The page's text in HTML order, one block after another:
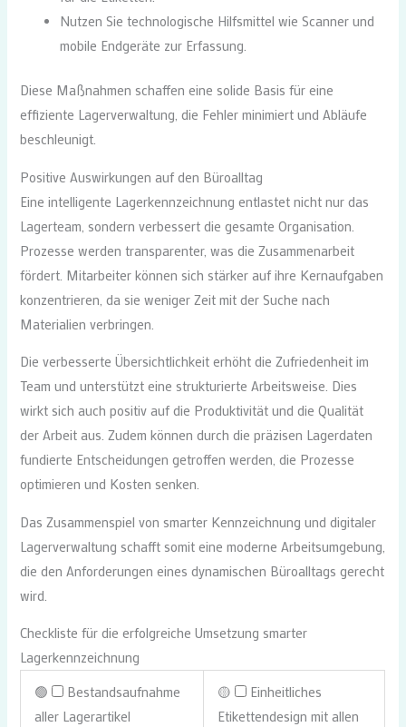
Nutzen Sie technologische Hilfsmittel wie Scanner und
mobile Endgeräte zur Erfassung.
Diese Maßnahmen schaffen eine solide Basis für eine
effiziente Lagerverwaltung, die Fehler minimiert und Abläufe
beschleunigt.
Positive Auswirkungen auf den Büroalltag
Eine intelligente Lagerkennzeichnung entlastet nicht nur das
Lagerteam, sondern verbessert die gesamte Organisation.
Prozesse werden transparenter, was die Zusammenarbeit
fördert. Mitarbeiter können sich stärker auf ihre Kernaufgaben
konzentrieren, da sie weniger Zeit mit der Suche nach
Materialien verbringen.
Die verbesserte Übersichtlichkeit erhöht die Zufriedenheit im
Team und unterstützt eine strukturierte Arbeitsweise. Dies
wirkt sich auch positiv auf die Produktivität und die Qualität
der Arbeit aus. Zudem können durch die präzisen Lagerdaten
fundierte Entscheidungen getroffen werden, die Prozesse
optimieren und Kosten senken.
Das Zusammenspiel von smarter Kennzeichnung und digitaler
Lagerverwaltung schafft somit eine moderne Arbeitsumgebung,
die den Anforderungen eines dynamischen Büroalltags gerecht
wird.
Checkliste für die erfolgreiche Umsetzung smarter
Lagerkennzeichnung
🟢
Bestandsaufnahme
aller Lagerartikel
🟡
Einheitliches
Etikettendesign mit allen